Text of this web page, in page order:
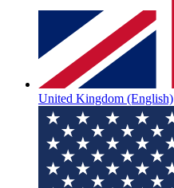
United Kingdom (English)